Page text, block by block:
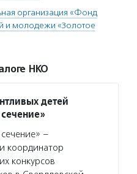
организация «Фонд
и молодежи «Золотое
НКО
детей
–
координатор
конкурсов